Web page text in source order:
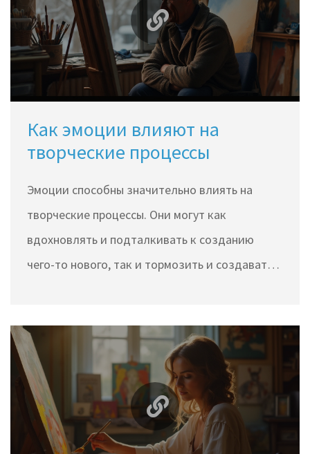
управляющие сознательное влияние на
эмоции может улучшить творческие
способности.
Как эмоции влияют на
творческие процессы
Эмоции способны значительно влиять на
творческие процессы. Они могут как
вдохновлять и подталкивать к созданию
чего-то нового, так и тормозить и создавать
на нас позволяет грамотно использовать их в
процессе творчества, находить баланс между
вдохновением и продуктивностью. В статье
исследуются основные аспекты влияния
эмоций на творчество, начиная от мотивации